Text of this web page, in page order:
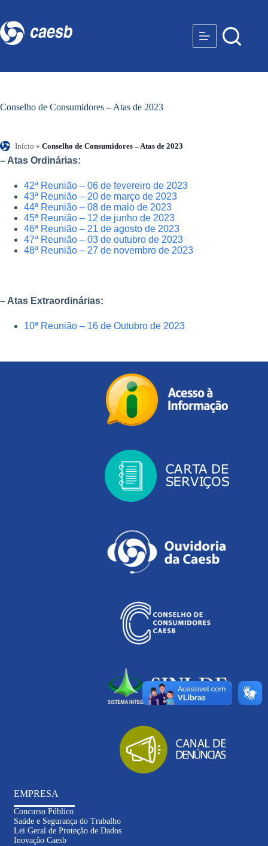
Conselho de Consumidores – Atas de 2023
Início » Conselho de Consumidores – Atas de 2023
– Atas Ordinárias:
42ª Reunião – 06 de fevereiro de 2023
43ª Reunião – 20 de março de 2023
44ª Reunião – 08 de maio de 2023
45ª Reunião – 12 de junho de 2023
46ª Reunião – 21 de agosto de 2023
47ª Reunião – 03 de outubro de 2023
48ª Reunião – 27 de novembro de 2023
– Atas Extraordinárias:
10ª Reunião – 16 de Outubro de 2023
EMPRESA
Concurso Público
Saúde e Segurança do Trabalho
Lei Geral de Proteção de Dados
Inovação Caesb